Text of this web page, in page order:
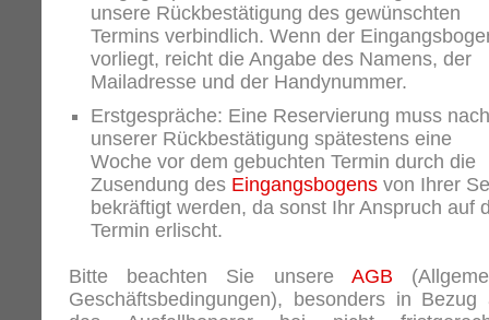
unsere Rückbestätigung des gewünschten
Termins verbindlich. Wenn der
vorliegt, reicht die Angabe des Namens, der
Mailadresse und der Handynummer.
Erstgespräche: Eine Reservierung muss nach
unserer Rückbestätigung spätestens eine
Woche vor dem gebuchten Termin durch die
Zusendung des Eingangsbogens von Ihrer
bekräftigt werden, da sonst Ihr Anspruch auf
Termin erlischt.
Bitte beachten Sie unsere AGB
Geschäftsbedingungen), besonders in Bezug